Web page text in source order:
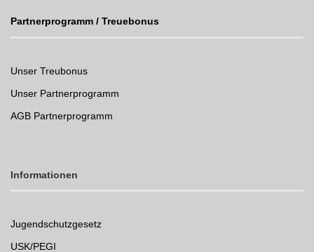
Partnerprogramm / Treuebonus
Unser Treubonus
Unser Partnerprogramm
AGB Partnerprogramm
Informationen
Jugendschutzgesetz
USK/PEGI